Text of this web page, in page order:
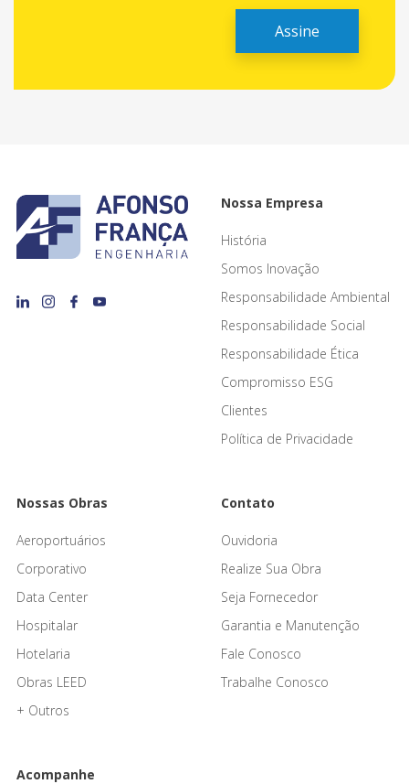
Nossa Empresa
História
Somos Inovação
Responsabilidade Ambiental
Responsabilidade Social
Responsabilidade Ética
Compromisso ESG
Clientes
Política de Privacidade
Nossas Obras
Aeroportuários
Corporativo
Data Center
Hospitalar
Hotelaria
Obras LEED
+ Outros
Contato
Ouvidoria
Realize Sua Obra
Seja Fornecedor
Garantia e Manutenção
Fale Conosco
Trabalhe Conosco
Acompanhe